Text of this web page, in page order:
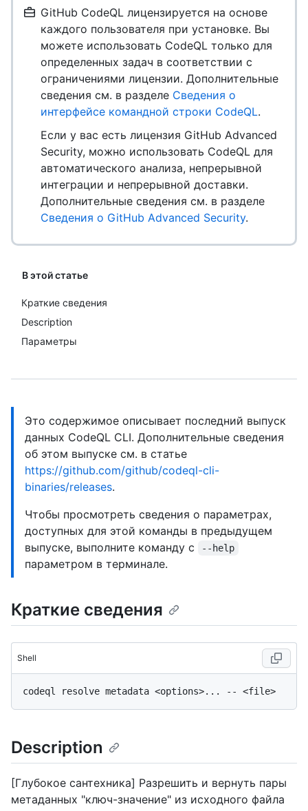
GitHub CodeQL лицензируется на основе
каждого пользователя при установке. Вы
можете использовать CodeQL только для
определенных задач в соответствии с
ограничениями лицензии. Дополнительные
сведения см. в разделе Сведения о
интерфейсе командной строки CodeQL.
Если у вас есть лицензия GitHub Advanced
Security, можно использовать CodeQL для
автоматического анализа, непрерывной
интеграции и непрерывной доставки.
Дополнительные сведения см. в разделе
Сведения о GitHub Advanced Security.
В этой статье
Краткие сведения
Description
Параметры
Это содержимое описывает последний выпуск
данных CodeQL CLI. Дополнительные сведения
об этом выпуске см. в статье
https://github.com/github/codeql-cli-
binaries/releases.
Чтобы просмотреть сведения о параметрах,
доступных для этой команды в предыдущем
выпуске, выполните команду с
--help
параметром в терминале.
Краткие сведения
Shell
Description
[Глубокое сантехника] Разрешить и вернуть пары
метаданных "ключ-значение" из исходного файла